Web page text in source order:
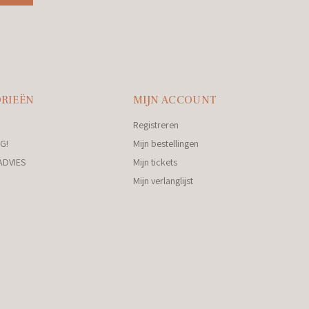
MIJN ACCOUNT
Registreren
Mijn bestellingen
Mijn tickets
Mijn verlanglijst